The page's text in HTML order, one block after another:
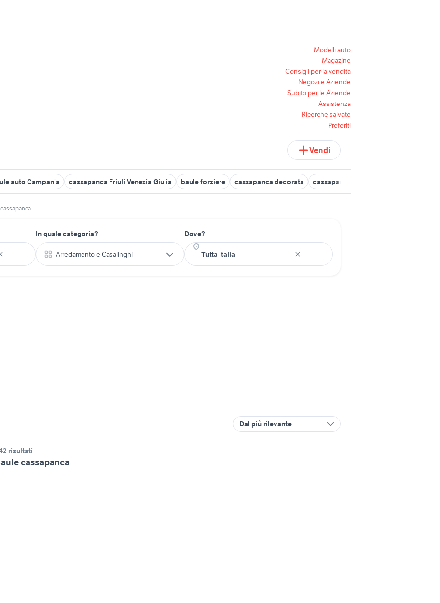
Modelli auto
Magazine
Consigli per la vendita
Negozi e Aziende
Subito per le Aziende
Assistenza
Ricerche salvate
Preferiti
Vendi
auto Campania cassapanca Friuli Venezia Giulia baule forziere cassapanca decorata cassapanca
In quale categoria?
Arredamento e Casalinghi
Dove?
Dal più rilevante
risultati
cassapanca